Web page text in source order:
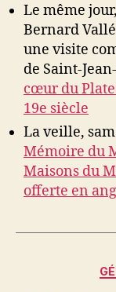
Le même
Bernard
une visite
de Saint-
cœur du
19e siècle
La veille,
Mémoire du
Maisons du
offerte en